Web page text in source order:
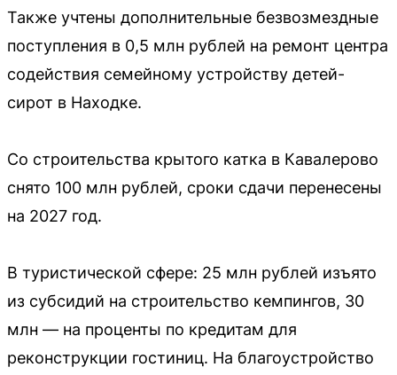
Также учтены дополнительные безвозмездные
поступления в 0,5 млн рублей на ремонт центра
содействия семейному устройству детей-
сирот в Находке.
Со строительства крытого катка в Кавалерово
снято 100 млн рублей, сроки сдачи перенесены
на 2027 год.
В туристической сфере: 25 млн рублей изъято
из субсидий на строительство кемпингов, 30
млн — на проценты по кредитам для
реконструкции гостиниц. На благоустройство